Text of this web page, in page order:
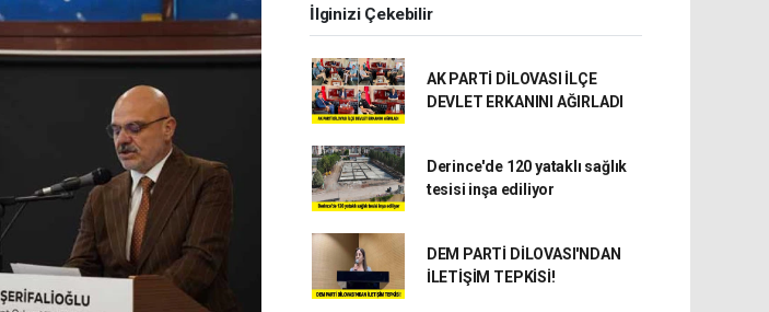
İlginizi Çekebilir
AK PARTİ DİLOVASI İLÇE
DEVLET ERKANINI AĞIRLADI
Derince'de 120 yataklı sağlık
tesisi inşa ediliyor
DEM PARTİ DİLOVASI'NDAN
İLETİŞİM TEPKİSİ!